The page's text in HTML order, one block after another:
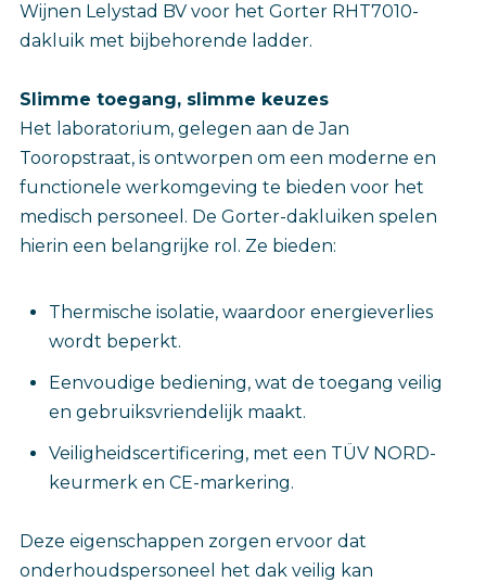
Wijnen Lelystad BV voor het Gorter RHT7010-
dakluik met bijbehorende ladder.
Slimme toegang, slimme keuzes
Het laboratorium, gelegen aan de Jan
Tooropstraat, is ontworpen om een moderne en
functionele werkomgeving te bieden voor het
medisch personeel. De Gorter-dakluiken spelen
hierin een belangrijke rol. Ze bieden:
Thermische isolatie, waardoor energieverlies
wordt beperkt.
Eenvoudige bediening, wat de toegang veilig
en gebruiksvriendelijk maakt.
Veiligheidscertificering, met een TÜV NORD-
keurmerk en CE-markering.
Deze eigenschappen zorgen ervoor dat
onderhoudspersoneel het dak veilig kan